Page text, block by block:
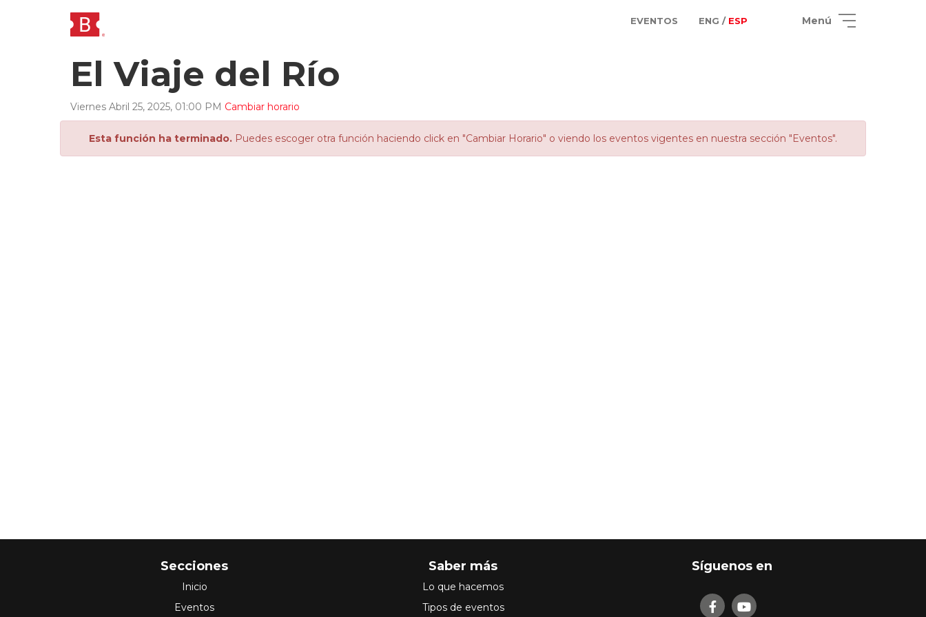
EVENTOS ENG / ESP Menú
El Viaje del Río
Viernes Abril 25, 2025, 01:00 PM Cambiar horario
Esta función ha terminado. Puedes escoger otra función haciendo click en "Cambiar Horario" o viendo los eventos vigentes en nuestra sección "Eventos".
Secciones
Inicio
Eventos
Saber más
Lo que hacemos
Tipos de eventos
Síguenos en